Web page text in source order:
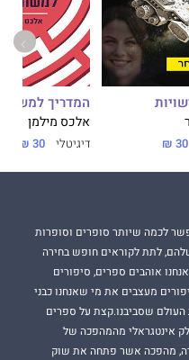
30 ₪
המדריך
אלכס מילמן
דיגיטלי 30 ₪
לכמה שיותר סופרים וסופרות
לתת לקוראים חופש בחירה
אוהבים ספרים, סיפורים
מעצבים את מי שאנחנו כבני
העולם שסביבנו.קצת על ספרים
אינטגראלי מהמהפכה של
מהפכה אשר פתחה את שוק